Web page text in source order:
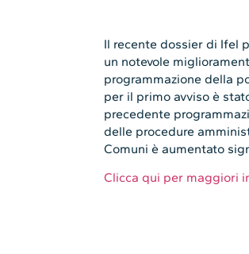
Il recente dossier di Ifel
un notevole
programmazione della
per il primo avviso è
precedente
delle procedure
Comuni è aumentato
Clicca qui per maggiori